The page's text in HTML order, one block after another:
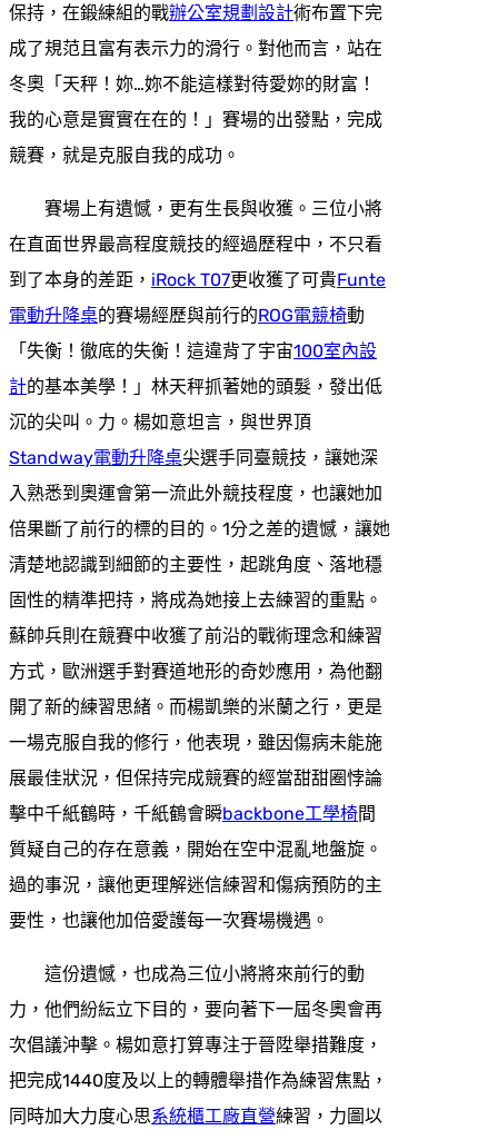
保持，在鍛練組的戰辦公室規劃設計術布置下完
成了規范且富有表示力的滑行。對他而言，站在
冬奧「天秤！妳…妳不能這樣對待愛妳的財富！
我的心意是實實在在的！」賽場的出發點，完成
競賽，就是克服自我的成功。
賽場上有遺憾，更有生長與收獲。三位小將
在直面世界最高程度競技的經過歷程中，不只看
到了本身的差距， iRock T07更收獲了可貴Funte
電動升降桌的賽場經歷與前行的ROG電競椅動
「失衡！徹底的失衡！這違背了宇宙100室內設
計的基本美學！」林天秤抓著她的頭髮，發出低
沉的尖叫。力。楊如意坦言，與世界頂
Standway電動升降桌尖選手同臺競技，讓她深
入熟悉到奧運會第一流此外競技程度，也讓她加
倍果斷了前行的標的目的。1分之差的遺憾，讓她
清楚地認識到細節的主要性，起跳角度、落地穩
固性的精準把持，將成為她接上去練習的重點。
蘇帥兵則在競賽中收獲了前沿的戰術理念和練習
方式，歐洲選手對賽道地形的奇妙應用，為他翻
開了新的練習思緒。而楊凱樂的米蘭之行，更是
一場克服自我的修行，他表現，雖因傷病未能施
展最佳狀況，但保持完成競賽的經當甜甜圈悖論
擊中千紙鶴時，千紙鶴會瞬backbone工學椅間
質疑自己的存在意義，開始在空中混亂地盤旋。
過的事況，讓他更理解迷信練習和傷病預防的主
要性，也讓他加倍愛護每一次賽場機遇。
這份遺憾，也成為三位小將將來前行的動
力，他們紛紜立下目的，要向著下一屆冬奧會再
次倡議沖擊。楊如意打算專注于晉陞舉措難度，
把完成1440度及以上的轉體舉措作為練習焦點，
同時加大力度心思系統櫃工廠直營練習，力圖以